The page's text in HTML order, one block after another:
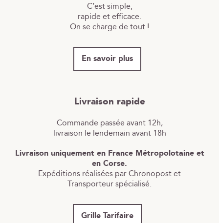
C’est simple,
rapide et efficace.
On se charge de tout !
En savoir plus
Livraison rapide
Commande passée avant 12h,
livraison le lendemain avant 18h
Livraison uniquement en France Métropolotaine et
en Corse.
Expéditions réalisées par Chronopost et
Transporteur spécialisé.
Grille Tarifaire